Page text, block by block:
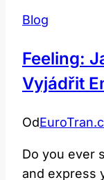
Blog
Feeling:
Vyjádřit
Od
Do you ever
and express